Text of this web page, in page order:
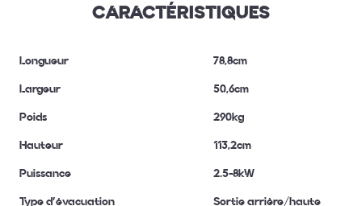
CARACTÉRISTIQUES
Longueur 78,8cm
Largeur 50,6cm
Poids 290kg
Hauteur 113,2cm
Puissance 2.5-8kW
Type d'évacuation Sortie arrière/haute